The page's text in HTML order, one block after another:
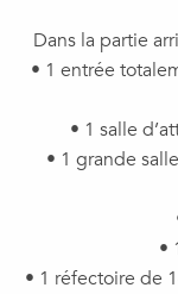
Dans la partie
• 1 entrée
• 1 salle
• 1 grande
•
• 1 réfectoire de